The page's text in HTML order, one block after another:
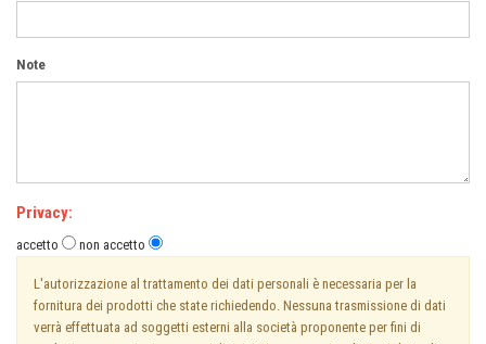
Note
Privacy:
accetto non accetto
L'autorizzazione al trattamento dei dati personali è necessaria per la
fornitura dei prodotti che state richiedendo. Nessuna trasmissione di dati
verrà effettuata ad soggetti esterni alla società proponente per fini di